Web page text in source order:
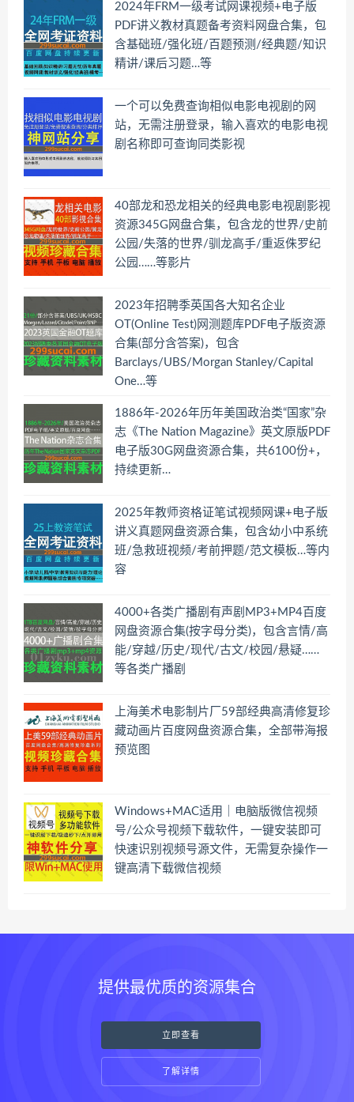
2024年FRM一级考试网课视频+电子版
PDF讲义教材真题备考资料网盘合集，包
含基础班/强化班/百题预测/经典题/知识
精讲/课后习题…等
一个可以免费查询相似电影电视剧的网
站，无需注册登录，输入喜欢的电影电视
剧名称即可查询同类影视
40部龙和恐龙相关的经典电影电视剧影视
资源345G网盘合集，包含龙的世界/史前
公园/失落的世界/驯龙高手/重返侏罗纪
公园……等影片
2023年招聘季英国各大知名企业
OT(Online Test)网测题库PDF电子版资源
合集(部分含答案)，包含
Barclays/UBS/Morgan Stanley/Capital
One…等
1886年-2026年历年美国政治类“国家”杂
志《The Nation Magazine》英文原版PDF
电子版30G网盘资源合集，共6100份+，
持续更新…
2025年教师资格证笔试视频网课+电子版
讲义真题网盘资源合集，包含幼小中系统
班/急救班视频/考前押题/范文模板…等内
容
4000+各类广播剧有声剧MP3+MP4百度
网盘资源合集(按字母分类)，包含言情/高
能/穿越/历史/现代/古文/校园/悬疑……
等各类广播剧
上海美术电影制片厂59部经典高清修复珍
藏动画片百度网盘资源合集，全部带海报
预览图
Windows+MAC适用｜电脑版微信视频
号/公众号视频下载软件，一键安装即可
快速识别视频号源文件，无需复杂操作一
键高清下载微信视频
提供最优质的资源集合
立即查看
了解详情